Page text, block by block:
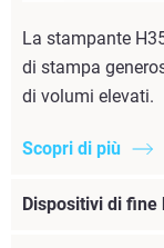
La stampante
di stampa
di volumi elevati.
Scopri di più
Dispositivi di fine